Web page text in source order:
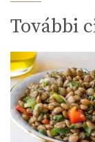
További